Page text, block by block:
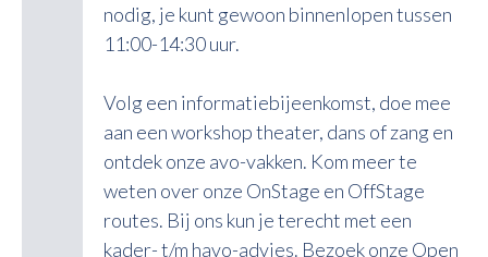
nodig, je kunt gewoon binnenlopen tussen
11:00-14:30 uur.
Volg een informatiebijeenkomst, doe mee
aan een workshop theater, dans of zang en
ontdek onze avo-vakken. Kom meer te
weten over onze OnStage en OffStage
routes. Bij ons kun je terecht met een
kader- t/m havo-advies. Bezoek onze Open